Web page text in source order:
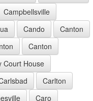
Campbellsville
Cando
Canton
Canton
Court House
Carlton
Caro